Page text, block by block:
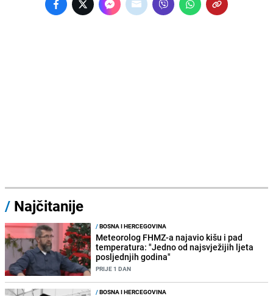
/ Najčitanije
/BOSNA I HERCEGOVINA
Meteorolog FHMZ-a najavio kišu i pad
temperatura: "Jedno od najsvježijih ljeta
posljednjih godina"
PRIJE 1 DAN
/BOSNA I HERCEGOVINA